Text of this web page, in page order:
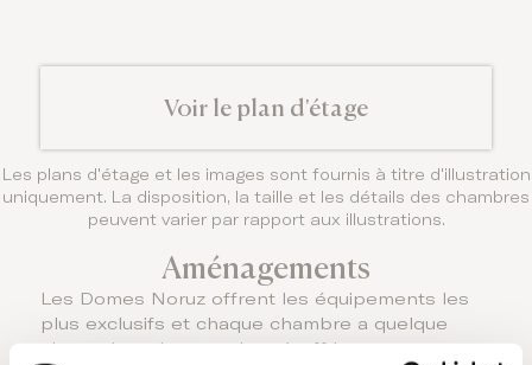
Voir le plan d'étage
Les plans d'étage et les images sont fournis à titre d'illustration
uniquement. La disposition, la taille et les détails des chambres
peuvent varier par rapport aux illustrations.
Aménagements
Les Domes Noruz offrent les équipements les
plus exclusifs et chaque chambre a quelque
chose de vraiment unique à offrir.